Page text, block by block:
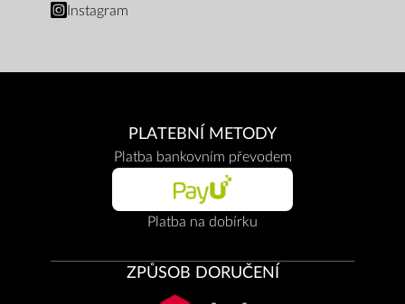
Instagram
PLATEBNÍ METODY
Platba bankovním převodem
Platba na dobírku
ZPŮSOB DORUČENÍ